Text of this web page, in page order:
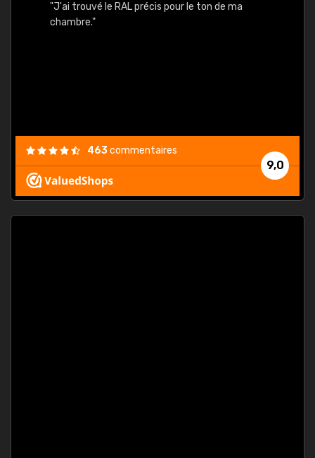
"J'ai trouvé le RAL précis pour le ton de ma
chambre."
9,0
463commentaires